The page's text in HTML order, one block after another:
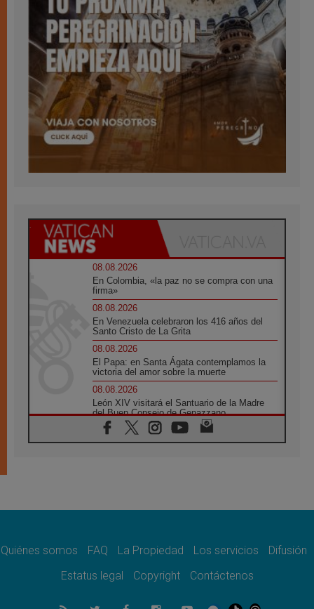
08.08.2026
En Colombia, «la paz no se compra con una
firma»
08.08.2026
En Venezuela celebraron los 416 años del
Santo Cristo de La Grita
08.08.2026
El Papa: en Santa Ágata contemplamos la
victoria del amor sobre la muerte
08.08.2026
León XIV visitará el Santuario de la Madre
del Buen Consejo de Genazzano
07.08.2026
Filipinas: el Vicariato Apostólico de Calapán
07.08.2026
07.08.2026
muertos en 300 días
Tagle: La guerra desfigura el mundo, solo la
Quiénes somos FAQ La Propiedad Los servicios
Difusión
Estatus legal
Copyright Contáctenos